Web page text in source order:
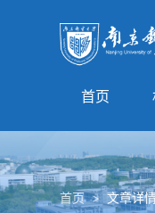
首页
首页 > 文章详